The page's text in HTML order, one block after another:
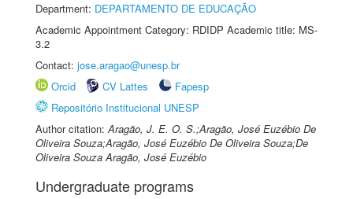
Department: DEPARTAMENTO DE EDUCAÇÃO
Academic Appointment Category: RDIDP Academic title: MS-
3.2
Contact: jose.aragao@unesp.br
Orcid
CV Lattes
Fapesp
Repositório Institucional UNESP
Author citation:Aragão, J. E. O. S.;Aragão, José Euzébio De
Oliveira Souza;Aragão, José Euzébio De Oliveira Souza;De
Oliveira Souza Aragão, José Euzébio
Undergraduate programs